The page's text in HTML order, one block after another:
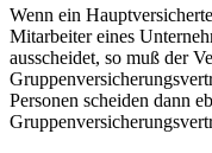
Wenn ein
Mitarbeiter eines
ausscheidet, so muß der
Personen scheiden dann